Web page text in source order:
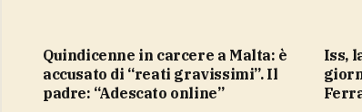
Quindicenne in carcere a Malta: è
accusato di “reati gravissimi”. Il
padre: “Adescato online”
Iss, la guida per alimentarsi nei